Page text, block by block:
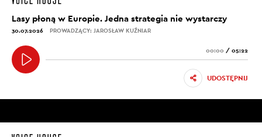
Lasy płoną w Europie. Jedna strategia nie wystarczy
30.07.2026 PROWADZĄCY: JAROSŁAW KUŹNIAR
00:00 / 05:22
UDOSTĘPNIJ